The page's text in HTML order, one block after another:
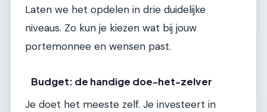
Laten we het opdelen in drie duidelijke
niveaus. Zo kun je kiezen wat bij jouw
portemonnee en wensen past.
Budget: de handige doe-het-zelver
Je doet het meeste zelf. Je investeert in